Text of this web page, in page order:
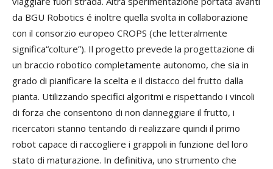
da BGU Robotics é inoltre quella svolta in collaborazione
con il consorzio europeo CROPS (che letteralmente
significa“colture”). Il progetto prevede la progettazione di
un braccio robotico completamente autonomo, che sia in
grado di pianificare la scelta e il distacco del frutto dalla
pianta. Utilizzando specifici algoritmi e rispettando i vincoli
di forza che consentono di non danneggiare il frutto, i
ricercatori stanno tentando di realizzare quindi il primo
robot capace di raccogliere i grappoli in funzione del loro
stato di maturazione. In definitiva, uno strumento che